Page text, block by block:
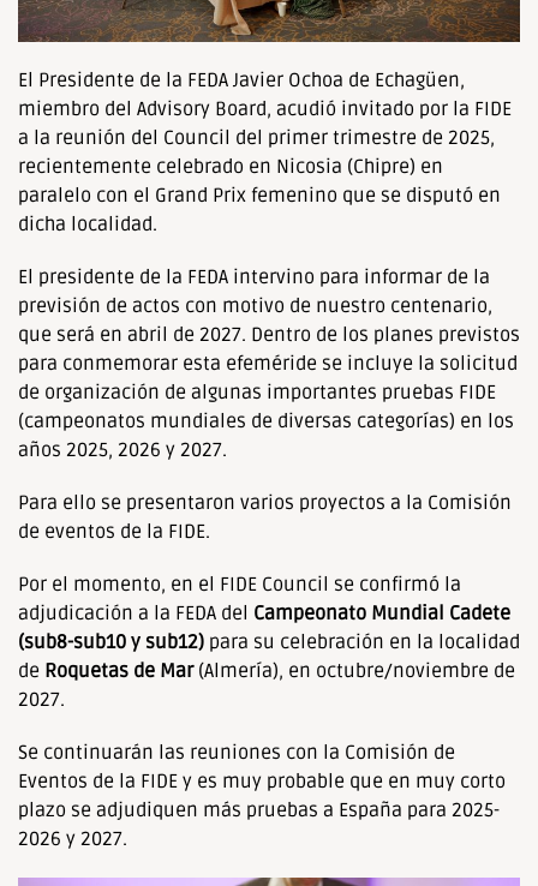
El Presidente de la FEDA Javier Ochoa de Echagüen,
miembro del Advisory Board, acudió invitado por la FIDE
a la reunión del Council del primer trimestre de 2025,
recientemente celebrado en Nicosia (Chipre) en
paralelo con el Grand Prix femenino que se disputó en
dicha localidad.
El presidente de la FEDA intervino para informar de la
previsión de actos con motivo de nuestro centenario,
que será en abril de 2027. Dentro de los planes previstos
para conmemorar esta efeméride se incluye la solicitud
de organización de algunas importantes pruebas FIDE
(campeonatos mundiales de diversas categorías) en los
años 2025, 2026 y 2027.
Para ello se presentaron varios proyectos a la Comisión
de eventos de la FIDE.
Por el momento, en el FIDE Council se confirmó la
adjudicación a la FEDA del Campeonato Mundial Cadete
(sub8-sub10 y sub12) para su celebración en la localidad
de Roquetas de Mar(Almería), en octubre/noviembre de
2027.
Se continuarán las reuniones con la Comisión de
Eventos de la FIDE y es muy probable que en muy corto
plazo se adjudiquen más pruebas a España para 2025-
2026 y 2027.